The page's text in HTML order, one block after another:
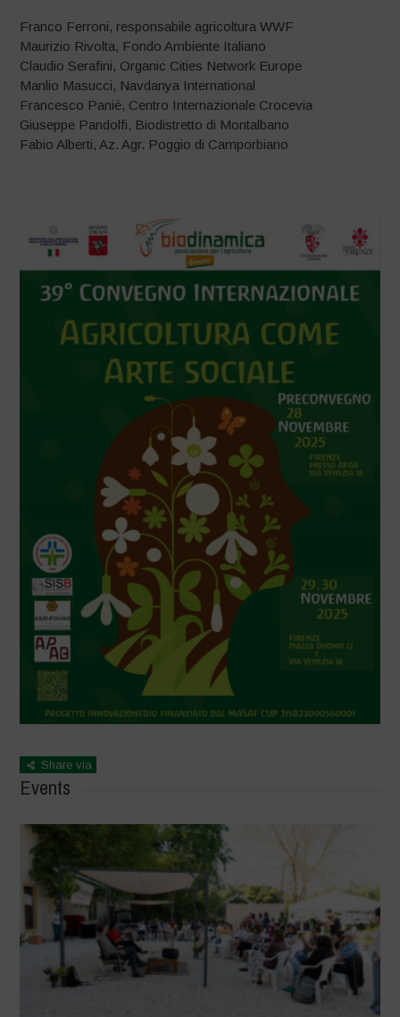
Franco Ferroni, responsabile agricoltura WWF
Maurizio Rivolta, Fondo Ambiente Italiano
Claudio Serafini, Organic Cities Network Europe
Manlio Masucci, Navdanya International
Francesco Paniè, Centro Internazionale Crocevia
Giuseppe Pandolfi, Biodistretto di Montalbano
Fabio Alberti, Az. Agr. Poggio di Camporbiano
Share via
Events